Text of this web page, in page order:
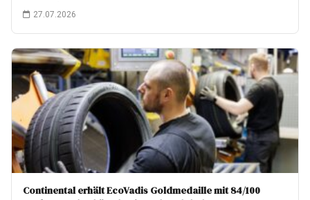
27.07.2026
Continental erhält EcoVadis Goldmedaille mit 84/100